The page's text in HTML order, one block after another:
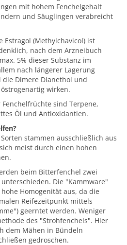
mit hohem Fenchelgehalt
und Säuglingen verabreicht
Estragol (Methylchavicol) ist
nach dem Arzneibuch
5% dieser Substanz im
nach längerer Lagerung
die Dimere Dianethol und
wirken.
sind Terpene,
Öl und Antioxidantien.
stammen ausschließlich aus
meist durch einen hohen
beim Bitterfenchel zwei
Die "Kammware"
Homogenität aus, da die
Reifezeitpunkt mittels
geerntet werden. Weniger
des "Strohfenchels". Hier
dem Mähen in Bündeln
gedroschen.